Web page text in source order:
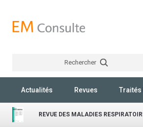
Rechercher
Actualités Revues Traités
REVUE DES MALADIES